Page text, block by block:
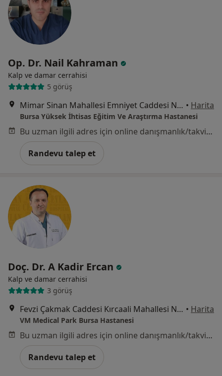
Op. Dr. Nail Kahraman
Kalp ve damar cerrahisi
5 görüş
Mimar Sinan Mahallesi Emniyet Caddesi No:35, Yıldırım • Harita
Bursa Yüksek İhtisas Eğitim Ve Araştırma Hastanesi
Bu uzman ilgili adres için online danışmanlık/takvim sunmuyor.
Randevu talep et
Doç. Dr. A Kadir Ercan
Kalp ve damar cerrahisi
3 görüş
Fevzi Çakmak Caddesi Kırcaali Mahallesi No:76 Osmangazi, Bursa • Harita
VM Medical Park Bursa Hastanesi
Bu uzman ilgili adres için online danışmanlık/takvim sunmuyor.
Randevu talep et